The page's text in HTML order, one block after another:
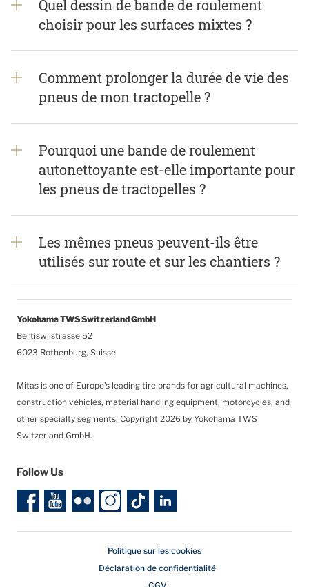
Quel dessin de bande de roulement
choisir pour les surfaces mixtes ?
Comment prolonger la durée de vie des
pneus de mon tractopelle ?
Pourquoi une bande de roulement
autonettoyante est-elle importante pour
les pneus de tractopelles ?
Les mêmes pneus peuvent-ils être
utilisés sur route et sur les chantiers ?
Yokohama TWS Switzerland GmbH
Bertiswilstrasse 52
6023 Rothenburg, Suisse
Mitas is one of Europe’s leading tire brands for agricultural machines,
construction vehicles, material handling equipment, motorcycles, and
other specialty segments. Copyright 2026 by Yokohama TWS
Switzerland GmbH.
Follow Us
Politique sur les cookies
Déclaration de confidentialité
CGV